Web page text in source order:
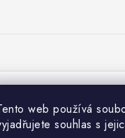
web používá
souhlas s